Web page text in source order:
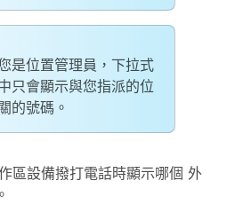
是位置管理員，下拉式
只會顯示與您指派的位
的號碼。
區設備撥打電話時顯示哪個 外
。